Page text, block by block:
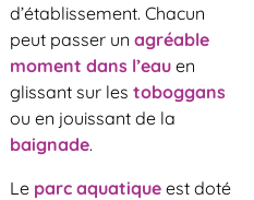
d’établissement. Chacun
peut passer un agréable
moment dans l’eau en
glissant sur les toboggans
ou en jouissant de la
baignade.
Le parc aquatique est doté